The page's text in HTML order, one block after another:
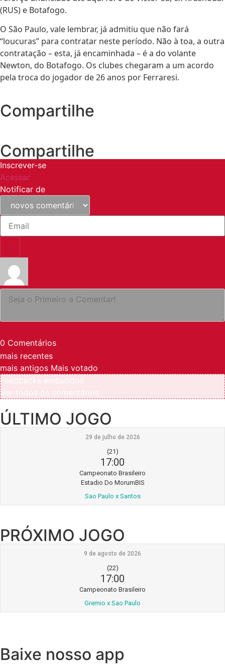
(RUS) e Botafogo.
O São Paulo, vale lembrar, já admitiu que não fará
“loucuras” para contratar neste período. Não à toa, a outra
contratação – esta, já encaminhada – é a do volante
Newton, do Botafogo. Os clubes chegaram a um acordo
pela troca do jogador de 26 anos por Ferraresi.
Compartilhe
Compartilhe
Inscrever-se
Acessar
Notificar de
0 Comentários
mais recentes
mais antigos Mais votado
ÚLTIMO JOGO
29 de julho de 2026
(21)
17:00
Campeonato Brasileiro
Estadio Do MorumBIS
Sao Paulo x Santos
PRÓXIMO JOGO
9 de agosto de 2026
(22)
17:00
Campeonato Brasileiro
Gremio x Sao Paulo
Baixe nosso app